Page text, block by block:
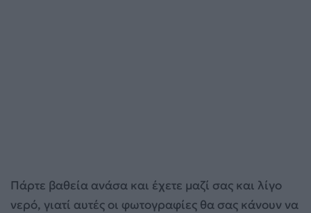
Πάρτε βαθεία ανάσα και έχετε μαζί σας και λίγο
νερό, γιατί αυτές οι φωτογραφίες θα σας κάνουν να